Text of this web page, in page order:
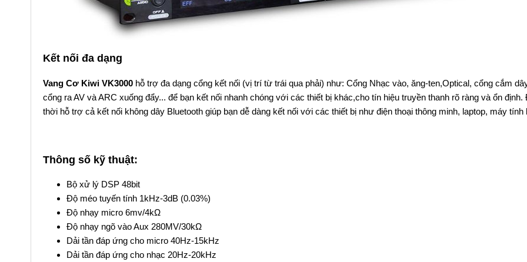
Kết nối đa dạng
Vang Cơ Kiwi VK3000 hỗ trợ đa dạng cổng kết nối (vị trí từ trái qua phải) như: Cổng Nhạc vào, ăng-ten,Optical, cổng cắm
cổng ra AV và ARC xuống đẩy... để bạn kết nối nhanh chóng với các thiết bị khác,cho tín hiệu truyền thanh rõ ràng và ổn định.
thời hỗ trợ cả kết nối không dây Bluetooth giúp bạn dễ dàng kết nối với các thiết bị như điện thoại thông minh, laptop, máy